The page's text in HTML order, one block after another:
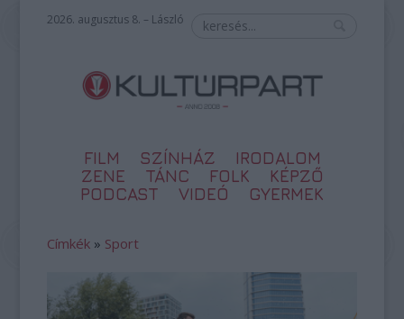
2026. augusztus 8. – László
FILM SZÍNHÁZ
IRODALOM
ZENE
TÁNC FOLK
KÉPZŐ
PODCAST
VIDEÓ GYERMEK
Címkék » Sport